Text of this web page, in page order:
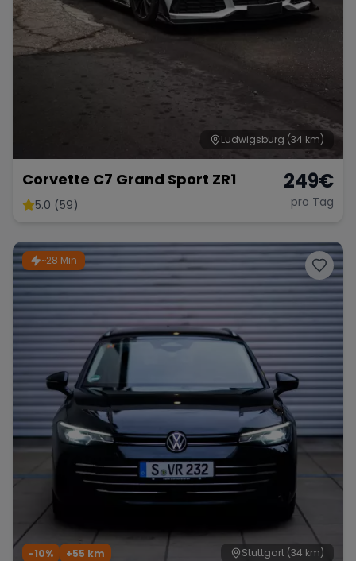
Ludwigsburg (34 km)
Corvette C7 Grand Sport ZR1
5.0 (59)
249€
pro Tag
~28 Min
Stuttgart (34 km)
-10% +55 km